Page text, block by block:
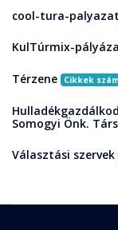
cool-tura-palyazat
KulTúrmix-
Térzene Cikkek
Somogyi Önk.
Választási szervek